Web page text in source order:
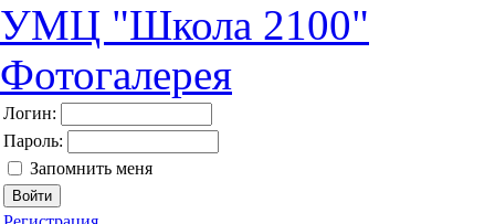
УМЦ "Школа 2100"
Фотогалерея
Логин:
Пароль:
Запомнить меня